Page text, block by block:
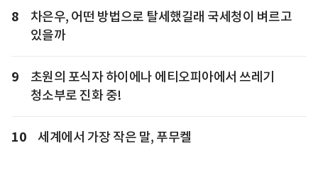
8
차은우, 어떤 방법으로 탈세했길래 국세청이 벼르고
있을까
9
초원의 포식자 하이에나 에티오피아에서 쓰레기
청소부로 진화 중!
10 세계에서 가장 작은 말, 푸무켈